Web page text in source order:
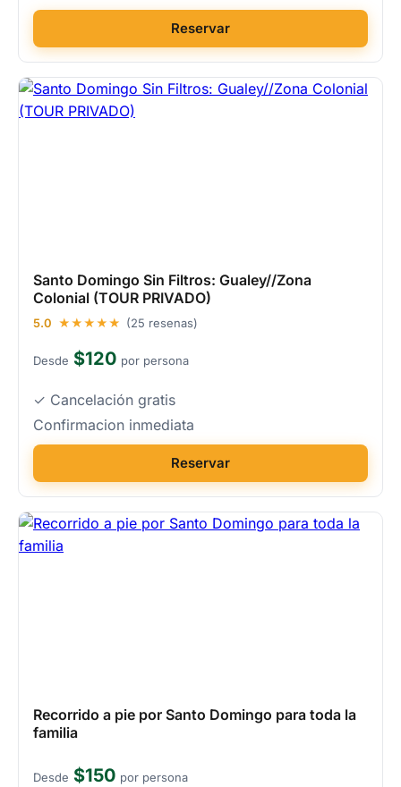
Reservar
Santo Domingo Sin Filtros: Gualey//Zona
Colonial (TOUR PRIVADO)
5.0 ★★★★★ (25 resenas)
Desde $120 por persona
✓ Cancelación gratis
Confirmacion inmediata
Reservar
Recorrido a pie por Santo Domingo para toda la
familia
Desde $150 por persona